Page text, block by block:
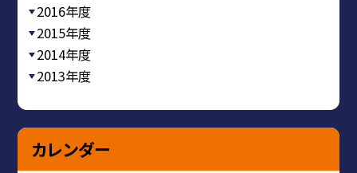
2016年度
2015年度
2014年度
2013年度
カレンダー